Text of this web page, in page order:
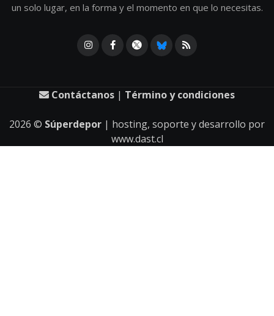
un solo lugar, en la forma y el momento en que lo necesitas.
Contáctanos | Término y condiciones
2026 © Súperdepor | hosting, soporte y desarrollo por
www.dast.cl